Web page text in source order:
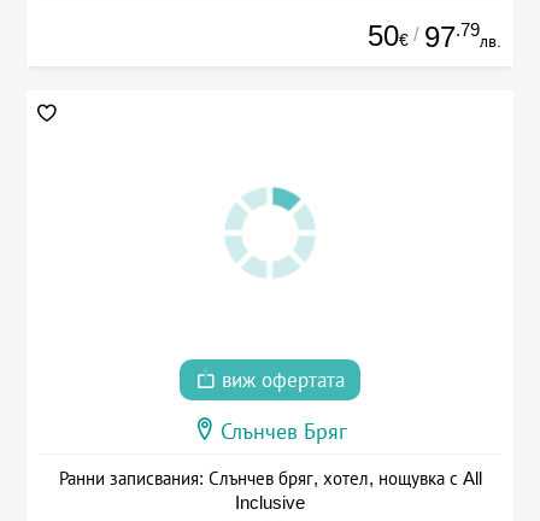
50€ / 97.79
лв.
виж офертата
Слънчев Бряг
Ранни записвания: Слънчев бряг, хотел, нощувка с All
Inclusive